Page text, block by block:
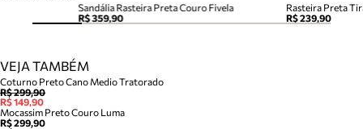
Sandália Rasteira Preta Couro Fivela
R$ 359,90
Rasteira Preta
R$ 239,90
VEJA TAMBÉM
Coturno Preto Cano Medio Tratorado
R$ 299,90
R$ 149,90
Mocassim Preto Couro Luma
R$ 299,90